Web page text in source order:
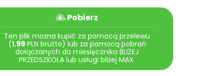
Pobierz
Ten plik można kupić za pomocą przelewu
(1.99PLN brutto) lub za pomocą pobrań
dołączanych do miesięcznika BLIŻEJ
PRZEDSZKOLA lub usługi bliżej MAX.